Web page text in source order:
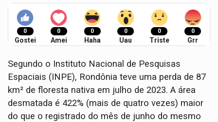
0
Gostei
0
Amei
0
Haha
0
Uau
0
Triste
0
Grr
Segundo o Instituto Nacional de Pesquisas
Espaciais (INPE), Rondônia teve uma perda de 87
km² de floresta nativa em julho de 2023. A área
desmatada é 422% (mais de quatro vezes) maior
do que o registrado do mês de junho do mesmo